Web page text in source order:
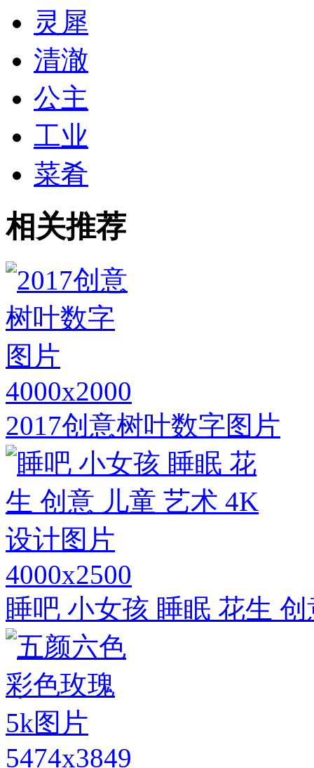
灵犀
清澈
公主
工业
菜肴
相关推荐
4000x2000
2017创意树叶数字图片
4000x2500
睡吧 小女孩 睡眠 花生
5474x3849